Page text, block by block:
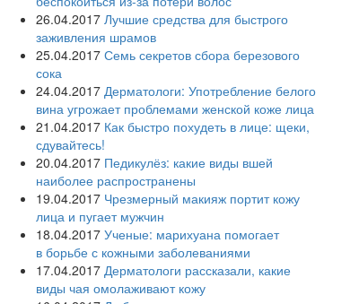
26.04.2017 Лучшие средства для быстрого
заживления шрамов
25.04.2017 Семь секретов сбора березового
сока
24.04.2017 Дерматологи: Употребление белого
вина угрожает проблемами женской коже лица
21.04.2017 Как быстро похудеть в лице: щеки,
сдувайтесь!
20.04.2017 Педикулёз: какие виды вшей
наиболее распространены
19.04.2017 Чрезмерный макияж портит кожу
лица и пугает мужчин
18.04.2017 Ученые: марихуана помогает
в борьбе с кожными заболеваниями
17.04.2017 Дерматологи рассказали, какие
виды чая омолаживают кожу